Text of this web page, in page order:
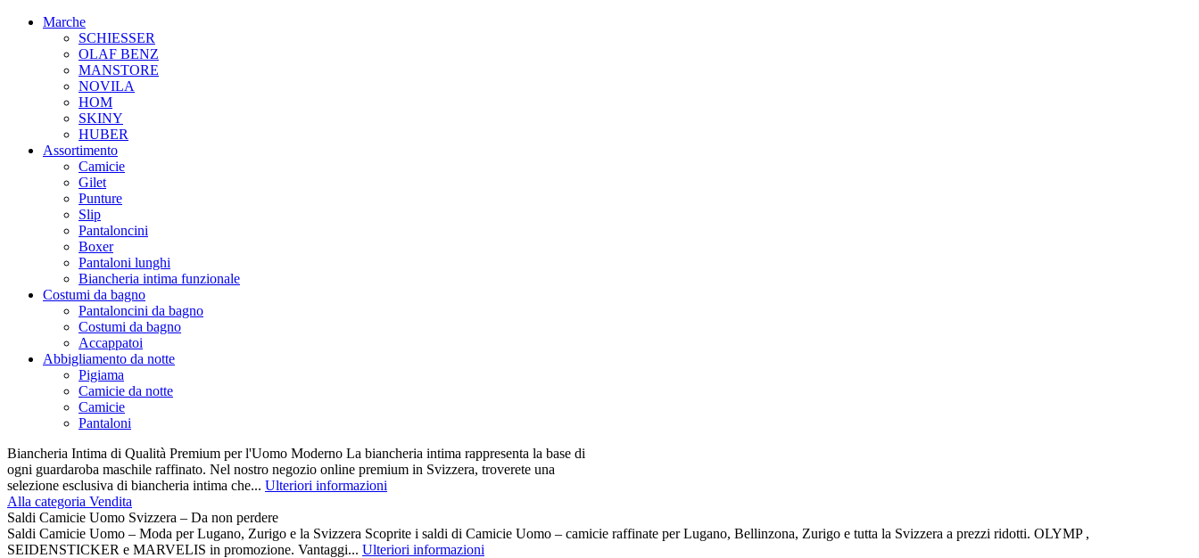
Marche
SCHIESSER
OLAF BENZ
MANSTORE
NOVILA
HOM
SKINY
HUBER
Assortimento
Camicie
Gilet
Punture
Slip
Pantaloncini
Boxer
Pantaloni lunghi
Biancheria intima funzionale
Costumi da bagno
Pantaloncini da bagno
Costumi da bagno
Accappatoi
Abbigliamento da notte
Pigiama
Camicie da notte
Camicie
Pantaloni
Biancheria Intima di Qualità Premium per l'Uomo Moderno La biancheria intima rappresenta la base di
ogni guardaroba maschile raffinato. Nel nostro negozio online premium in Svizzera, troverete una
selezione esclusiva di biancheria intima che... Ulteriori informazioni
Alla categoria Vendita
Saldi Camicie Uomo Svizzera – Da non perdere
Saldi Camicie Uomo – Moda per Lugano, Zurigo e la Svizzera Scoprite i saldi di Camicie Uomo – camicie raffinate per Lugano, Bellinzona, Zurigo e tutta la Svizzera a prezzi ridotti. OLYMP ,
SEIDENSTICKER e MARVELIS in promozione. Vantaggi... Ulteriori informazioni